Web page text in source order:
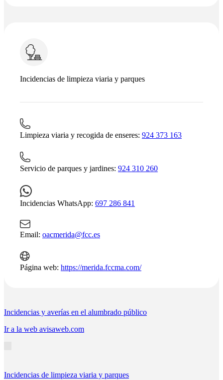
Incidencias de limpieza viaria y parques
Limpieza viaria y recogida de enseres: 924 373 163
Servicio de parques y jardines: 924 310 260
Incidencias WhatsApp: 697 286 841
Email: oacmerida@fcc.es
Página web: https://merida.fccma.com/
Incidencias y averías en el alumbrado público
Ir a la web avisaweb.com
Incidencias de limpieza viaria y parques